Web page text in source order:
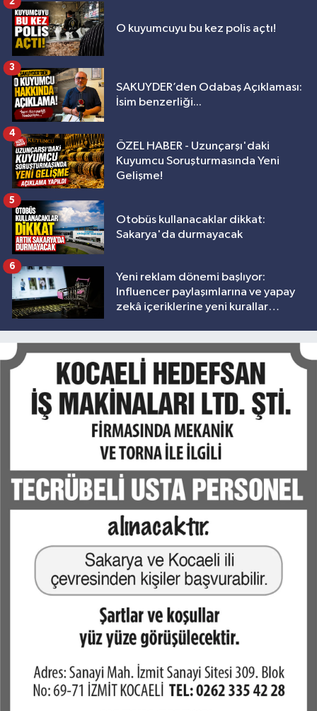
O kuyumcuyu bu kez polis açtı!
SAKUYDER’den Odabaş Açıklaması:
İsim benzerliği...
3
ÖZEL HABER - Uzunçarşı'daki
Kuyumcu Soruşturmasında Yeni
Gelişme!
4
Otobüs kullanacaklar dikkat:
Sakarya'da durmayacak
5
Yeni reklam dönemi başlıyor:
Influencer paylaşımlarına ve yapay
zekâ içeriklerine yeni kurallar
6